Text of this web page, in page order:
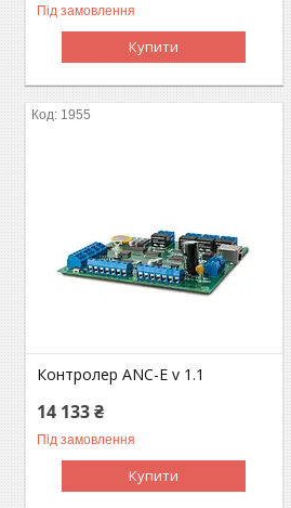
Під замовлення
Купити
1955
Контролер ANC-E v 1.1
14 133 ₴
Під замовлення
Купити